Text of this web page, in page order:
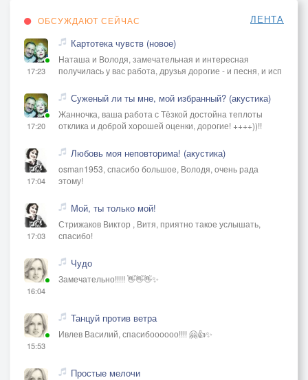
ОБСУЖДАЮТ СЕЙЧАС ЛЕНТА
17:23
Картотека чувств (новое)
Наташа и Володя, замечательная и интересная
получилась у вас работа, друзья дорогие - и песня, и исп
17:20
Суженый ли ты мне, мой избранный? (акустика)
Жанночка, ваша работа с Тёзкой достойна теплоты
отклика и доброй хорошей оценки, дорогие! ++++))!!
17:04
Любовь моя неповторима! (акустика)
osman1953, спасибо большое, Володя, очень рада
этому!
17:03
Мой, ты только мой!
Стрижаков Виктор , Витя, приятно такое услышать,
спасибо!
16:04
Чудо
Замечательно!!!!! 👋👋👋✨
15:53
Танцуй против ветра
Ивлев Василий, спасибоооооо!!!! 🤗👍✨
Простые мелочи